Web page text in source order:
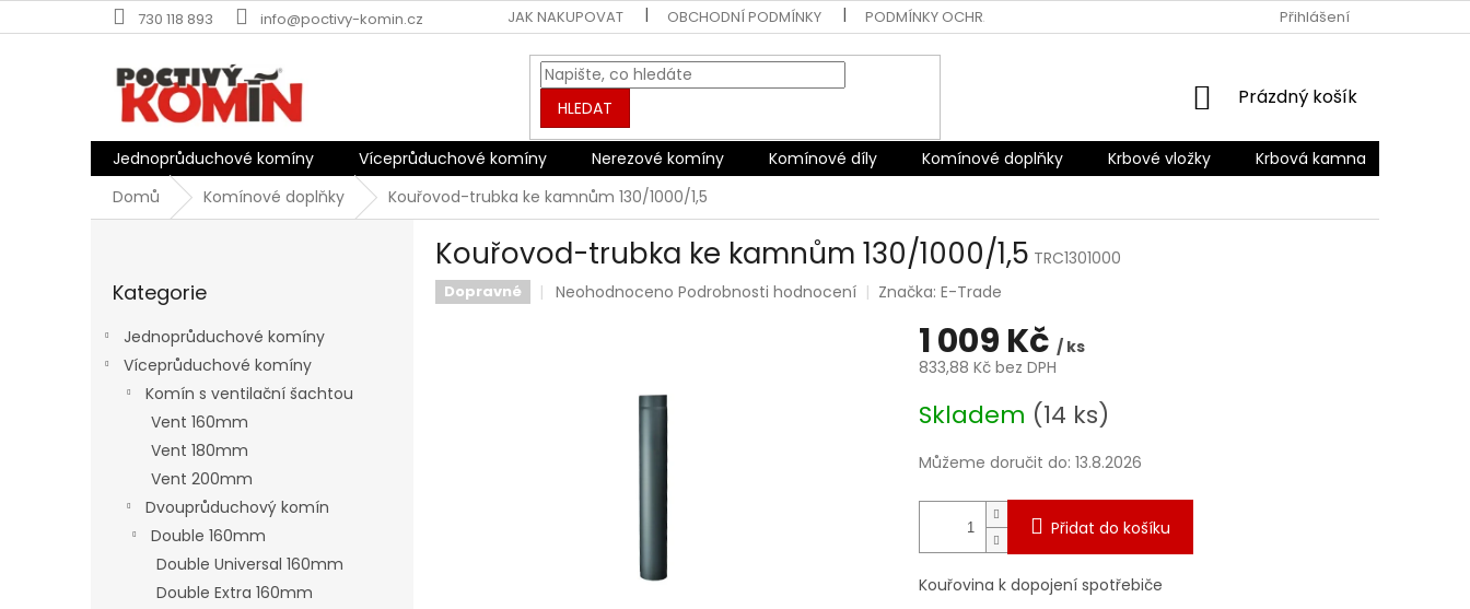
na
730 118 893 info@poctivy-komin.cz JAK NAKUPOVAT OBCHODNÍ PODMÍNKY PODMÍNKY OCHRANY OSOBNÍCH ÚDAJŮ Přihlášení
HLEDAT
NÁKUPNÍ
Prázdný košík
Jednoprůduchové komíny Víceprůduchové komíny Nerezové komíny Komínové díly Komínové doplňky Krbové vložky Krbová kamna
Domů
Komínové doplňky Kouřovod-trubka ke kamnům 130/1000/1,5
kategorie
Kategorie
Jednoprůduchové komíny
Víceprůduchové komíny
Komín s ventilační šachtou
Vent 160mm
Vent 180mm
Vent 200mm
Dvouprůduchový komín
Double 160mm
Double Universal 160mm
Double Extra 160mm
Kouřovod-trubka ke kamnům 130/1000/1,5 TRC1301000
Dopravné
Průměrné
Neohodnoceno Podrobnosti hodnocení Značka: E-Trade
1 009 Kč / ks
833,88 Kč bez DPH
cena:
Skladem (14 ks)
Můžeme doručit do: 13.8.2026
Přidat do košíku
Kouřovina k dopojení spotřebiče